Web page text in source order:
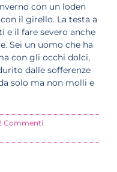
con un loden
il girello. La testa a
e il fare severo anche
Sei un uomo che ha
con gli occhi dolci,
dalle sofferenze
solo ma non molli e
Commenti